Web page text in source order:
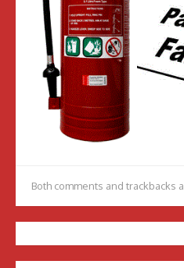
Both comments and trackbacks